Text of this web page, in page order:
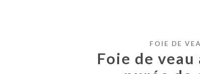
FOIE DE
Foie de